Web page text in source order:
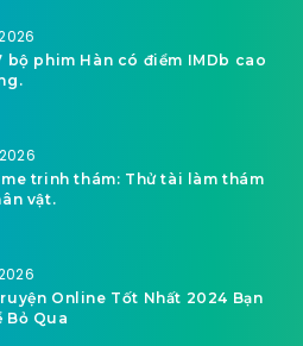
bộ phim Hàn có điểm IMDb cao
trinh thám: Thử tài làm thám
vật.
Online Tốt Nhất 2024 Bạn
Bỏ Qua